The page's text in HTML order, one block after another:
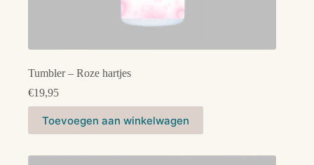
Tumbler – Roze hartjes
€19,95
Toevoegen aan winkelwagen